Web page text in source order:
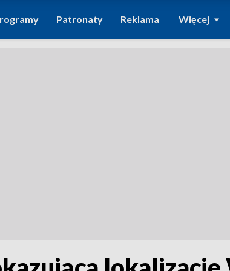
Patronaty Reklama Więcej